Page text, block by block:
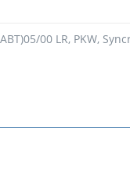
00 LR, PKW,